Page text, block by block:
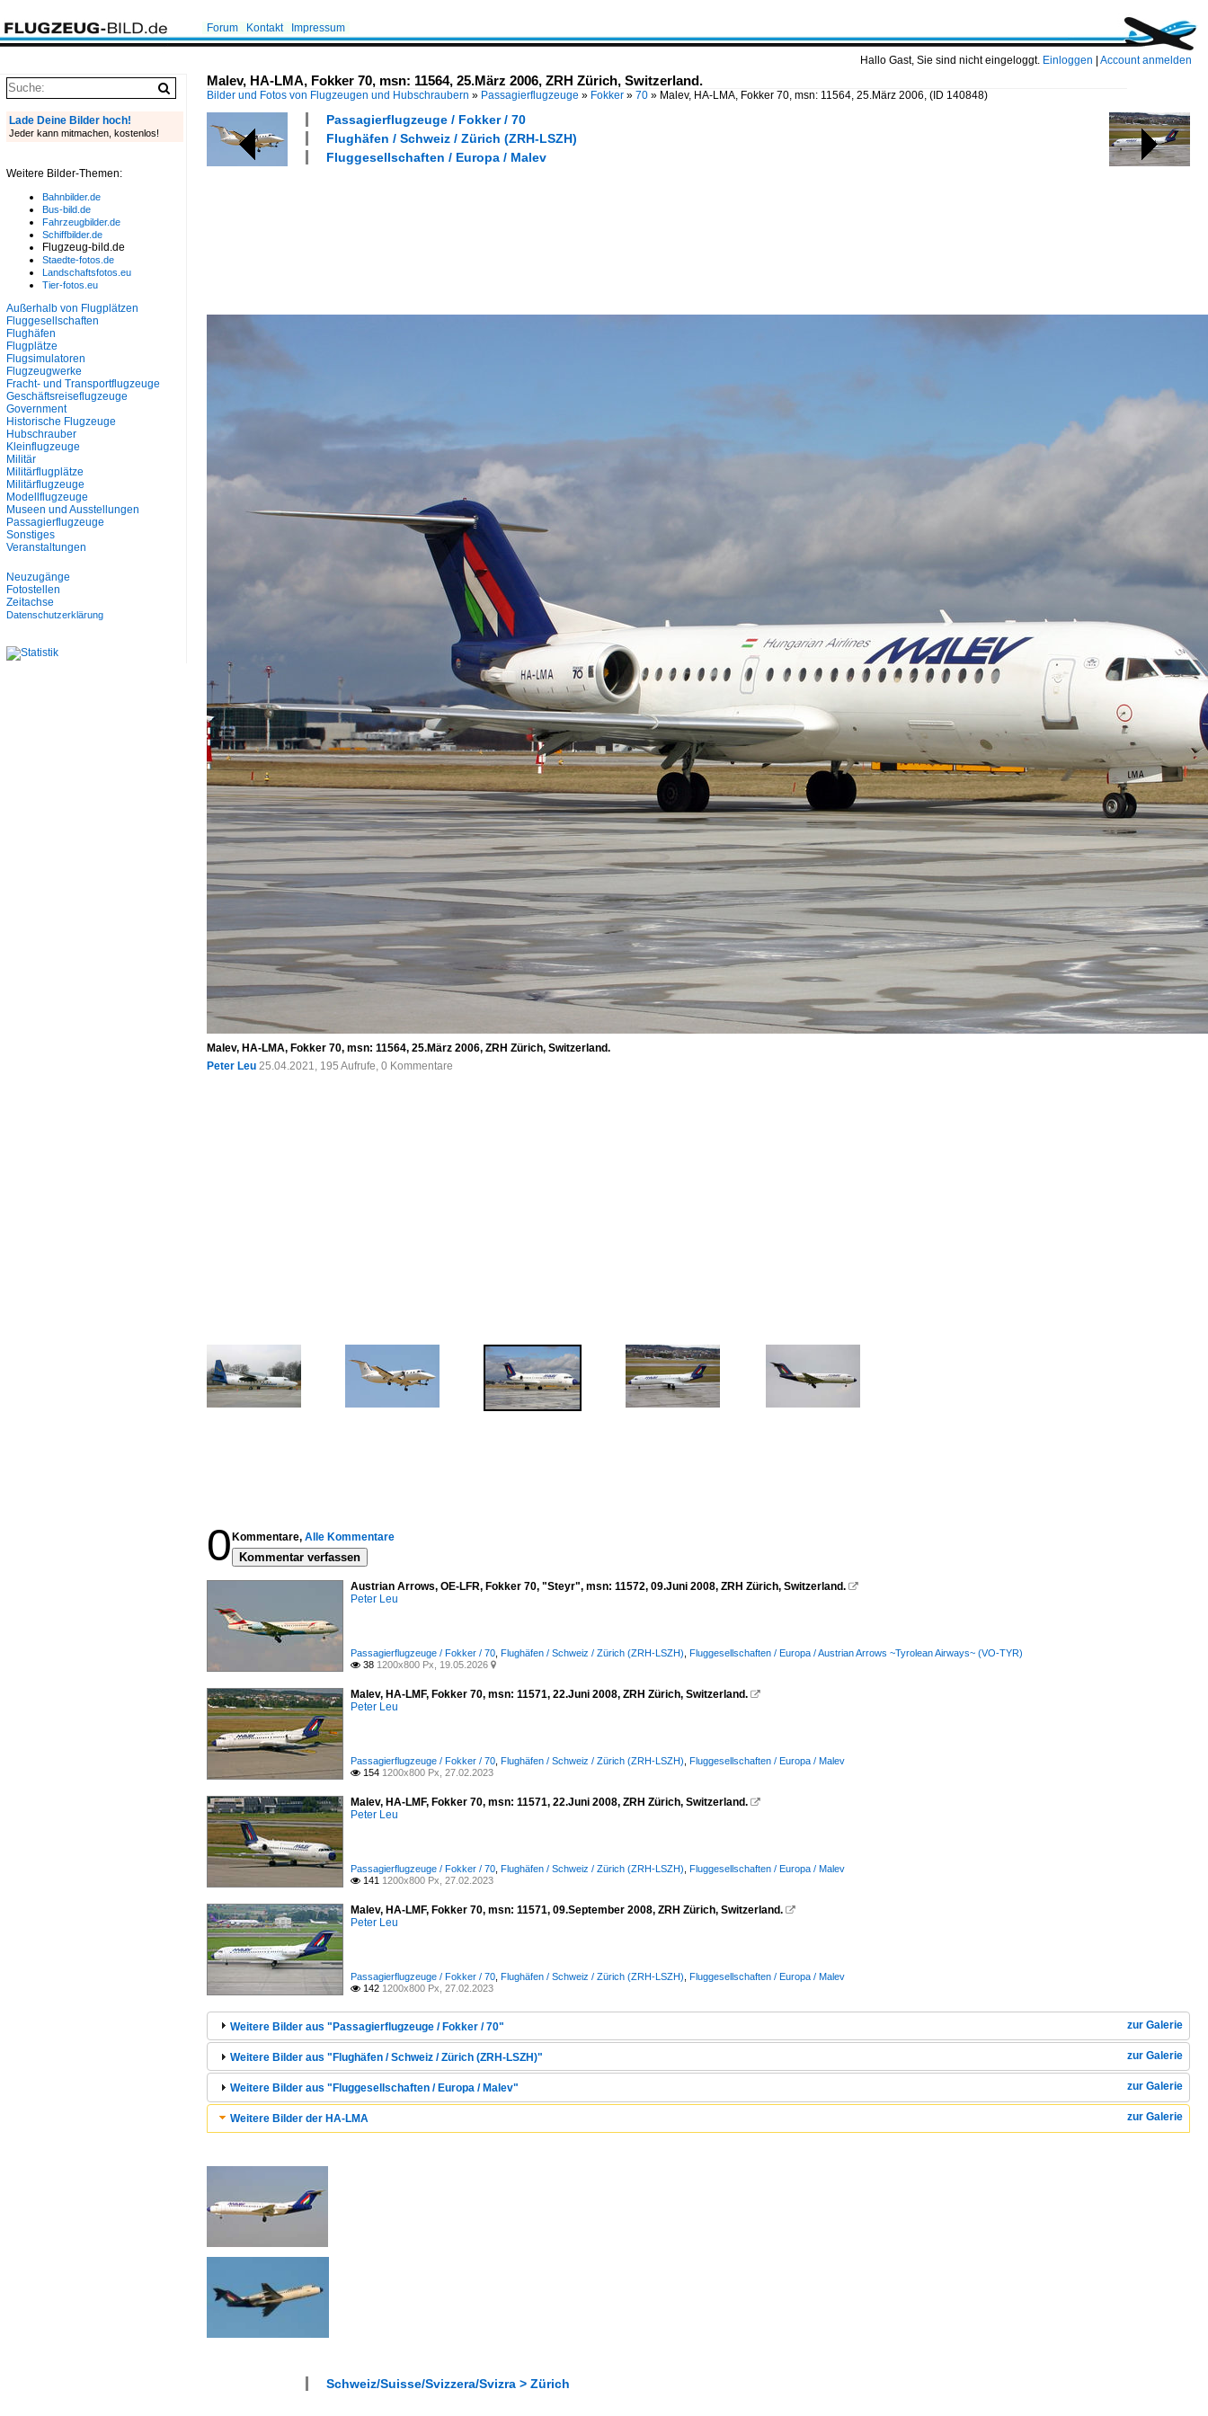
Hallo Gast, Sie sind nicht eingeloggt. Einloggen Account anmelden
Forum Kontakt Impressum
Malev, HA-LMA, Fokker 70, msn: 11564, 25.März 2006, ZRH Zürich, Switzerland.
Bilder und Fotos von Flugzeugen und Hubschraubern » Passagierflugzeuge » Fokker » 70 » Malev, HA-LMA, Fokker 70, msn: 11564, 25.März 2006, (ID 140848)
Passagierflugzeuge / Fokker / 70
Flughäfen / Schweiz / Zürich (ZRH-LSZH)
Fluggesellschaften / Europa / Malev
Malev, HA-LMA, Fokker 70, msn: 11564, 25.März 2006, ZRH Zürich, Switzerland.
Peter Leu 25.04.2021, 195 Aufrufe, 0 Kommentare
0 Kommentare, Alle Kommentare
Kommentar verfassen
Austrian Arrows, OE-LFR, Fokker 70, "Steyr", msn: 11572, 09.Juni 2008, ZRH Zürich, Switzerland. 
Peter Leu
Passagierflugzeuge / Fokker / 70 Flughäfen / Schweiz / Zürich (ZRH-LSZH) Fluggesellschaften / Europa / Austrian Arrows ~Tyrolean Airways~ (VO-TYR)
 38 1200x800 Px, 19.05.2026 
Malev, HA-LMF, Fokker 70, msn: 11571, 22.Juni 2008, ZRH Zürich, Switzerland. 
Peter Leu
Passagierflugzeuge / Fokker / 70 Flughäfen / Schweiz / Zürich (ZRH-LSZH) Fluggesellschaften / Europa / Malev
 154 1200x800 Px, 27.02.2023
Malev, HA-LMF, Fokker 70, msn: 11571, 22.Juni 2008, ZRH Zürich, Switzerland. 
Peter Leu
Passagierflugzeuge / Fokker / 70 Flughäfen / Schweiz / Zürich (ZRH-LSZH) Fluggesellschaften / Europa / Malev
 141 1200x800 Px, 27.02.2023
Malev, HA-LMF, Fokker 70, msn: 11571, 09.September 2008, ZRH Zürich, Switzerland. 
Peter Leu
Passagierflugzeuge / Fokker / 70 Flughäfen / Schweiz / Zürich (ZRH-LSZH) Fluggesellschaften / Europa / Malev
 142 1200x800 Px, 27.02.2023
zur Galerie
Weitere Bilder aus "Passagierflugzeuge / Fokker / 70"
zur Galerie
Weitere Bilder aus "Flughäfen / Schweiz / Zürich (ZRH-LSZH)"
zur Galerie
Weitere Bilder aus "Fluggesellschaften / Europa / Malev"
zur Galerie
Weitere Bilder der HA-LMA
Schweiz/Suisse/Svizzera/Svizra > Zürich
Lade Deine Bilder hoch!
Jeder kann mitmachen, kostenlos!
Weitere Bilder-Themen:
Bahnbilder.de
Bus-bild.de
Fahrzeugbilder.de
Schiffbilder.de
Flugzeug-bild.de
Staedte-fotos.de
Landschaftsfotos.eu
Tier-fotos.eu
Außerhalb von Flugplätzen
Fluggesellschaften
Flughäfen
Flugplätze
Flugsimulatoren
Flugzeugwerke
Fracht- und Transportflugzeuge
Geschäftsreiseflugzeuge
Government
Historische Flugzeuge
Hubschrauber
Kleinflugzeuge
Militär
Militärflugplätze
Militärflugzeuge
Modellflugzeuge
Museen und Ausstellungen
Passagierflugzeuge
Sonstiges
Veranstaltungen
Neuzugänge
Fotostellen
Zeitachse
Datenschutzerklärung